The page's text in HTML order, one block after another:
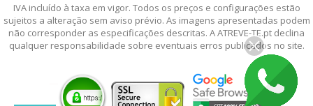
IVA incluído à taxa em vigor. Todos os preços e configurações estão
sujeitos a alteração sem aviso prévio. As imagens apresentadas podem
não corresponder as especificações descritas. A ATREVE-TE.pt declina
qualquer responsabilidade sobre eventuais erros publicados no site.